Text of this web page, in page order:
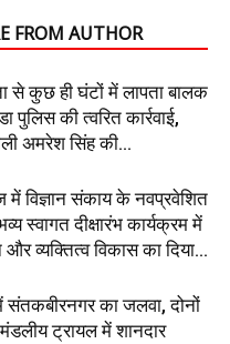
FROM AUTHOR
से कुछ ही घंटों में लापता बालक
की त्वरित कार्रवाई,
अमरेश सिंह की...
विज्ञान संकाय के नवप्रवेशित
स्वागत दीक्षारंभ कार्यक्रम में
व्यक्तित्व विकास का दिया...
का जलवा, दोनों
मंडलीय ट्रायल में शानदार